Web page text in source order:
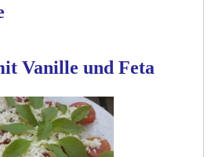
Vanille und Feta